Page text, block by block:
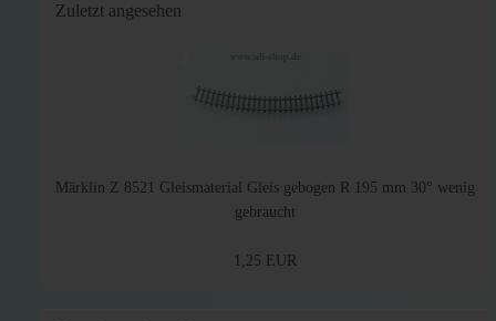
Zuletzt angesehen
Märklin Z 8521 Gleismaterial Gleis gebogen R 195 mm 30° wenig
gebraucht
1,25 EUR